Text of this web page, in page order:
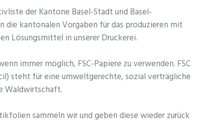
der Kantone Basel-Stadt und Basel-
die kantonalen Vorgaben für das produzieren mit
Lösungsmittel in unserer Druckerei.
immer möglich, FSC-Papiere zu verwenden. FSC
steht für eine umweltgerechte, sozial verträgliche
Waldwirtschaft.
sammeln wir und geben diese wieder zurück